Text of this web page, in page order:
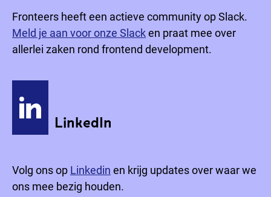
Fronteers heeft een actieve community op Slack.
Meld je aan voor onze Slacken praat mee over
allerlei zaken rond frontend development.
LinkedIn
Volg ons op Linkedin en krijg updates over waar we
ons mee bezig houden.